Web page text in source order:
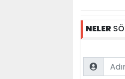
NELER
Name